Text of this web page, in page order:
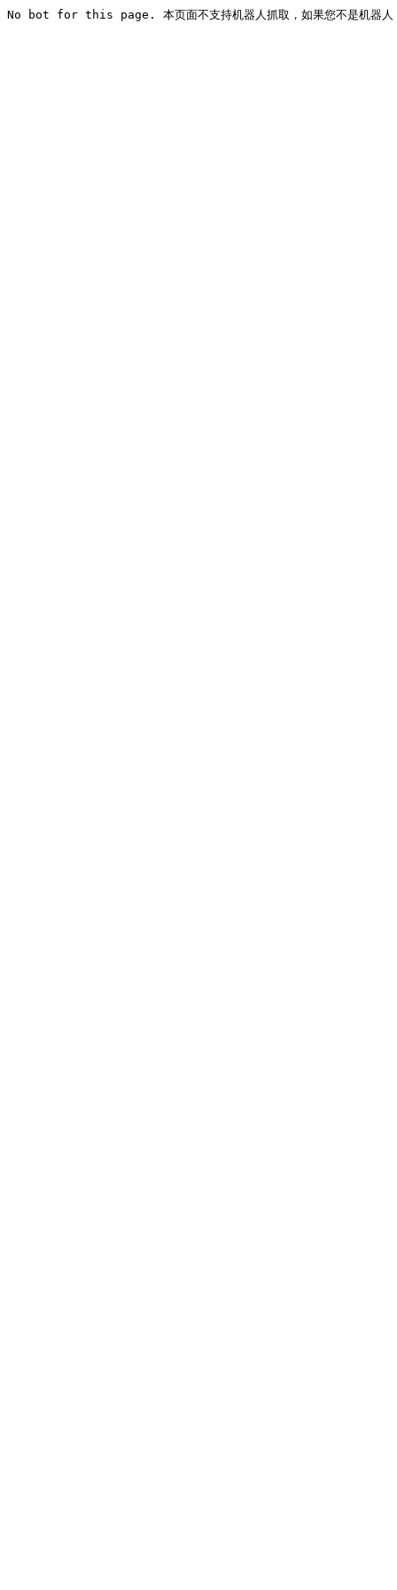
No bot for this page. 本页面不支持机器人抓取，如果您不是机器人，